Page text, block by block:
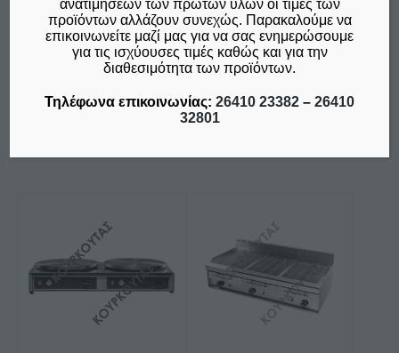
325,00
δεν συμπεριλαμβάνεται ο
Φ.Π.Α. 24%
Προσθήκη στο καλάθι
€540,00
δεν συμπεριλαμβάνεται ο
Φ.Π.Α. 24%
Προσθήκη στο καλάθι
προϊόν
έχει
πολλαπλές
ανατιμήσεων των πρώτων υλών οι τιμές των
προϊόντων αλλάζουν συνεχώς. Παρακαλούμε να
επικοινωνείτε μαζί μας για να σας ενημερώσουμε
για τις ισχύουσες τιμές καθώς και για την
διαθεσιμότητα των προϊόντων.
Τηλέφωνα επικοινωνίας: 26410 23382 – 26410
32801